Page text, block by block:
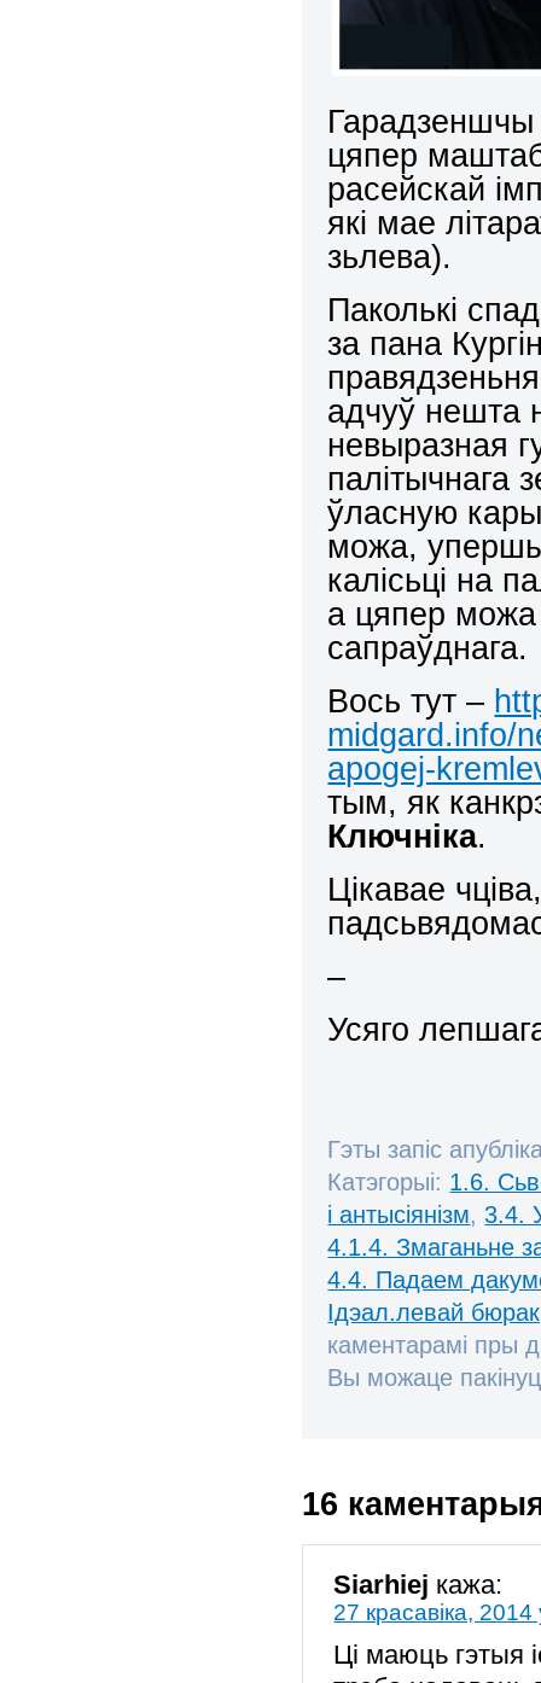
Гарадзеншчы
цяпер
расейскай
які мае
зьлева).
Паколькі
за пана
правядзеньня
адчуў нешта
невыразная
палітычнага
ўласную
можа,
калісьці на
а цяпер можа
сапраўднага.
Вось тут –
midgard.info/
apogej-
тым, як
Ключніка.
Цікавае
–
Усяго
Гэты запіс
Катэгорыі: 1.6.
і антысіянізм, 3.4.
4.1.4. Змаганьне
4.4. Падаем
Ідэал.левай
каментарамі пры
Вы можаце
16
Siarhiej кажа:
27 красавіка,
Ці маюць гэтыя